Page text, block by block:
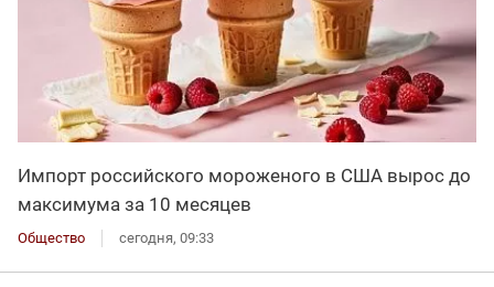
Импорт российского мороженого в США вырос до
максимума за 10 месяцев
Общество сегодня, 09:33